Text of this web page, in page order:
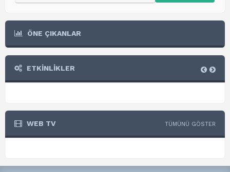
ÖNE ÇIKANLAR
ETKİNLİKLER
WEB TV TÜMÜNÜ GÖSTER